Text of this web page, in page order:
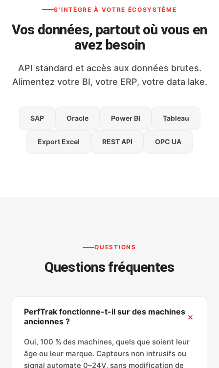
S'INTÈGRE À VOTRE ÉCOSYSTÈME
Vos données, partout où vous en
avez besoin
API standard et accès aux données brutes.
Alimentez votre BI, votre ERP, votre data lake.
SAP Oracle Power BI Tableau
Export Excel REST API OPC UA
QUESTIONS
Questions fréquentes
PerfTrak fonctionne-t-il sur des machines
anciennes ?
Oui, 100 % des machines, quels que soient leur
âge ou leur marque. Capteurs non intrusifs ou
signal automate 0–24V, sans modification de